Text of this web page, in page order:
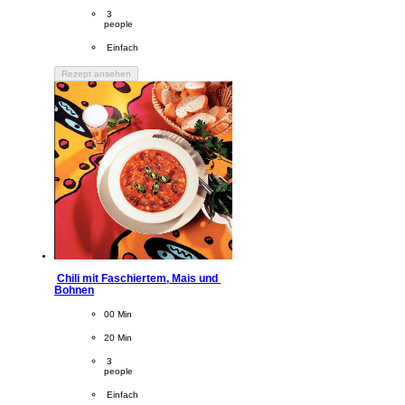
Servings
3
people
Difficulty
Einfach
Rezept ansehen
Chili mit Faschiertem, Mais und
Bohnen
CookingTime
00 Min
PreparationTime
20 Min
Servings
3
people
Difficulty
Einfach